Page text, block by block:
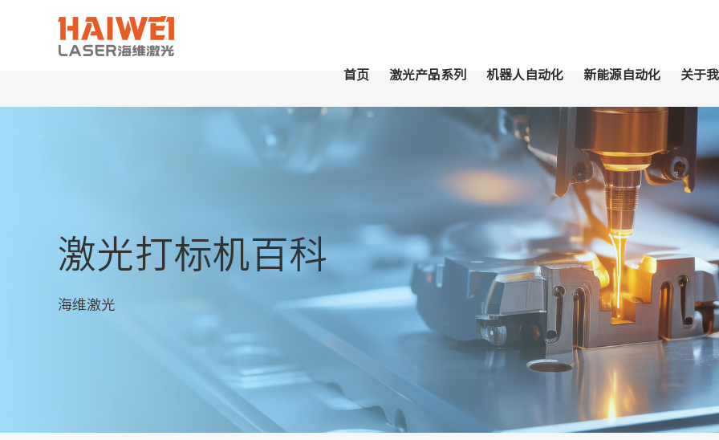
首页 激光产品系列 机器人自动化 新能源自动化 关于
激光打标机百科
海维激光